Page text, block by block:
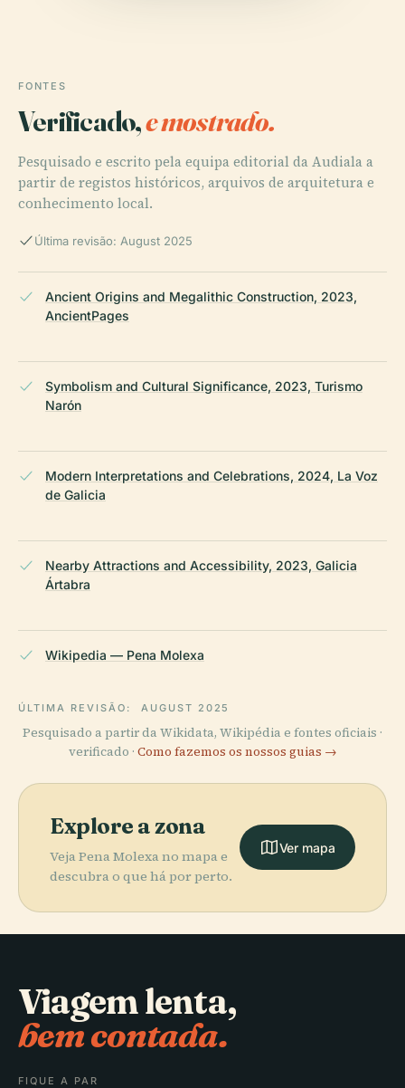
FONTES
Verificado,e mostrado.
Pesquisado e escrito pela equipa editorial da Audiala a
partir de registos históricos, arquivos de arquitetura e
conhecimento local.
Última revisão: August 2025
Ancient Origins and Megalithic Construction, 2023,
AncientPages
Symbolism and Cultural Significance, 2023, Turismo
Narón
Modern Interpretations and Celebrations, 2024, La Voz
de Galicia
Nearby Attractions and Accessibility, 2023, Galicia
Ártabra
Wikipedia — Pena Molexa
ÚLTIMA REVISÃO: AUGUST 2025
Pesquisado a partir da Wikidata, Wikipédia e fontes oficiais ·
verificado · Como fazemos os nossos guias →
Explore a zona
Veja Pena Molexa no mapa e
descubra o que há por perto.
Ver mapa
Viagem lenta,
bem contada.
FIQUE A PAR